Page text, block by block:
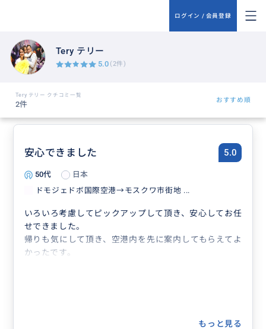
ログイン / 会員登録
Tery テリー
5.0 (2件)
Tery テリー クチコミ一覧
2件 おすすめ順
安心できました 5.0
50代
日本
ドモジェドボ国際空港→モスクワ市街地 ...
いろいろ考慮してピックアップして頂き、安心してお任
せできました。
帰りも気にして頂き、空港内を先に案内してもらえてよ
かったです。
もっと見る